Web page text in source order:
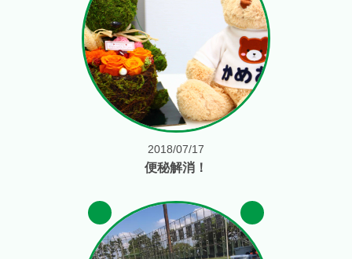
2018/07/17
便秘解消！